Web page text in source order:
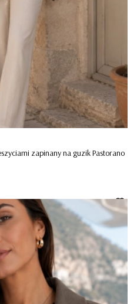
zapinany na guzik Pastorano